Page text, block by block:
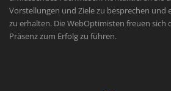
Vorstellungen und Ziele zu besprechen und
zu erhalten. Die WebOptimisten freuen sich
Präsenz zum Erfolg zu führen.